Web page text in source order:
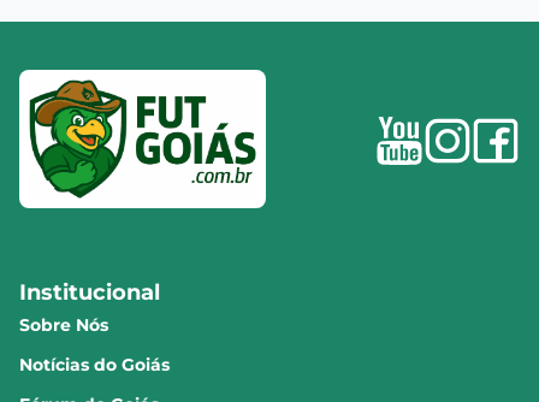
Institucional
Sobre Nós
Notícias do Goiás